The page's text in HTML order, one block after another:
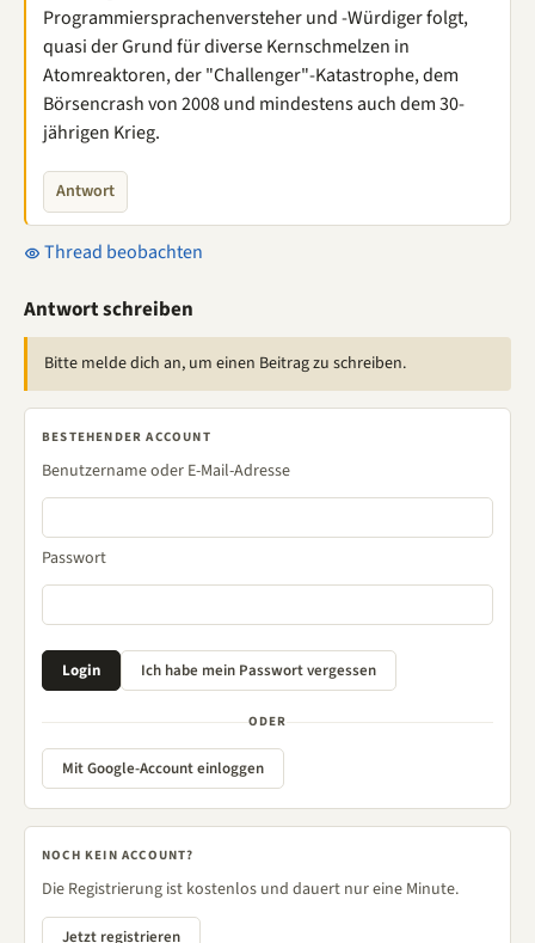
Programmiersprachenversteher und -Würdiger folgt,
quasi der Grund für diverse Kernschmelzen in
Atomreaktoren, der "Challenger"-Katastrophe, dem
Börsencrash von 2008 und mindestens auch dem 30-
jährigen Krieg.
Antwort
Thread beobachten
Antwort schreiben
Bitte melde dich an, um einen Beitrag zu schreiben.
BESTEHENDER ACCOUNT
Benutzername oder E-Mail-Adresse
Passwort
ODER
Mit Google-Account einloggen
NOCH KEIN ACCOUNT?
Die Registrierung ist kostenlos und dauert nur eine Minute.
Jetzt registrieren